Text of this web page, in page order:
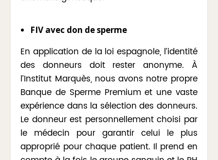
FIV avec don de sperme
En application de la loi espagnole, l’identité
des donneurs doit rester anonyme. À
l’Institut Marquès, nous avons notre propre
Banque de Sperme Premium et une vaste
expérience dans la sélection des donneurs.
Le donneur est personnellement choisi par
le médecin pour garantir celui le plus
approprié pour chaque patient. Il prend en